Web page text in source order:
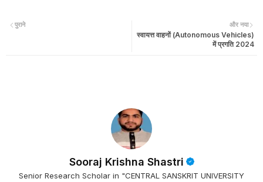
और नया
स्वायत्त वाहनों (Autonomous Vehicles)
में प्रगति 2024
पुराने
Sooraj Krishna Shastri
Senior Research Scholar in "CENTRAL SANSKRIT UNIVERSITY